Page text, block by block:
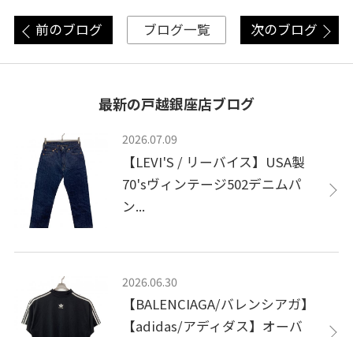
前のブログ ブログ一覧 次のブログ
最新の戸越銀座店ブログ
2026.07.09
【LEVI'S / リーバイス】USA製
70'sヴィンテージ502デニムパ
ン...
2026.06.30
【BALENCIAGA/バレンシアガ】
【adidas/アディダス】オーバ